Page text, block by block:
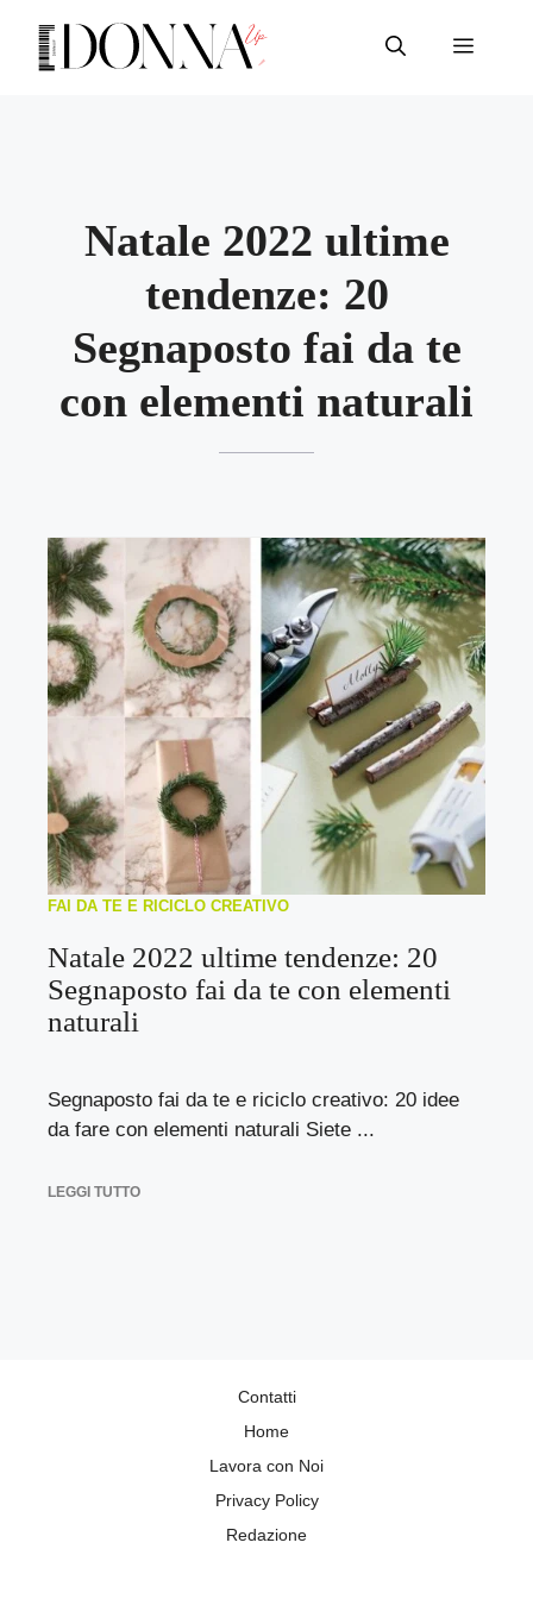
contenuto
Menu
Natale 2022 ultime
tendenze: 20
Segnaposto fai da te
con elementi naturali
FAI DA TE E RICICLO CREATIVO
Natale 2022 ultime tendenze: 20
Segnaposto fai da te con elementi
naturali
Segnaposto fai da te e riciclo creativo: 20 idee
da fare con elementi naturali Siete ...
LEGGI TUTTO
Contatti
Home
Lavora con Noi
Privacy Policy
Redazione